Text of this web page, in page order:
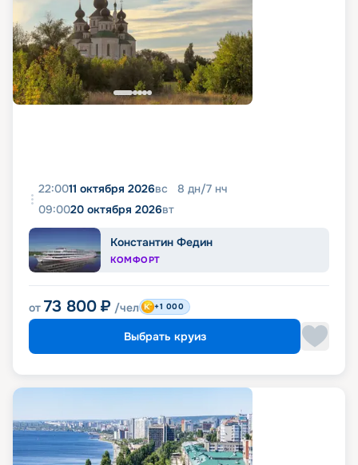
22:0011 октября 2026вс 8 дн/7 нч
09:0020 октября 2026вт
Константин Федин
КОМФОРТ
от 73 800 ₽ /чел +1 000
Выбрать круиз